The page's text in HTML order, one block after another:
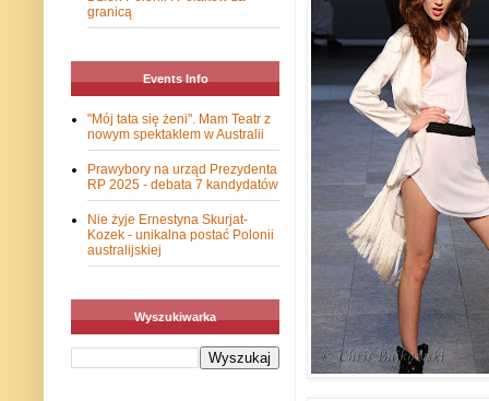
granicą
Events Info
"Mój tata się żeni". Mam Teatr z
nowym spektaklem w Australii
Prawybory na urząd Prezydenta
RP 2025 - debata 7 kandydatów
Nie żyje Ernestyna Skurjat-
Kozek - unikalna postać Polonii
australijskiej
Wyszukiwarka